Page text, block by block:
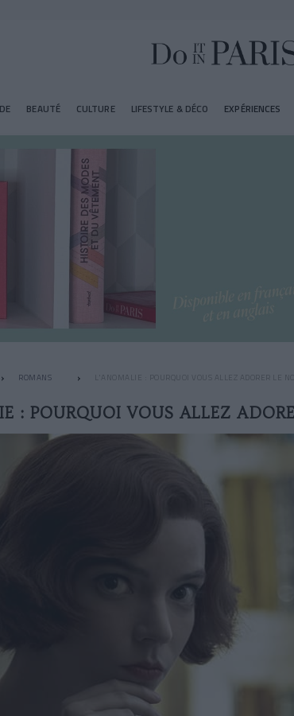
BEAUTÉ CULTURE LIFESTYLE & DÉCO EXPÉRIENCES
ROMANS L'ANOMALIE : POURQUOI VOUS ALLEZ ADORER LE
: POURQUOI VOUS ALLEZ